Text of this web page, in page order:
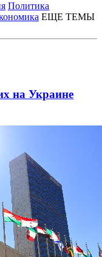
Политика
ЕЩЕ ТЕМЫ
на Украине